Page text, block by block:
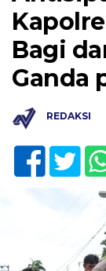
Bagi
Ganda
REDAKSI